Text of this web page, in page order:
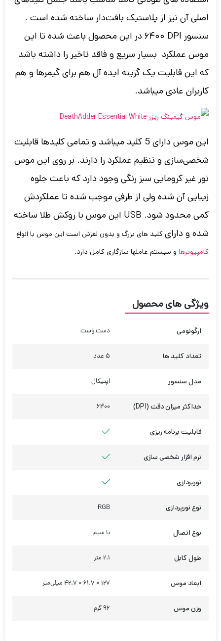
اصلی آن نیز از پلاستیک بافت‌دار ساخته شده است .
سنسور ۶۴۰۰ DPI در این محصول باعث شده تا این
موس عملکرد بسیار سریع و فاقد تاخیر را داشته باشد
که این قابلیت یک گزینه ایده آل هم برای گیمرها و هم
کاربران عادی میباشد.
این موس دارای 5 کلید میباشد و تمامی کلیدها قابلیت
شخصی‌سازی و تنظیم عملکرد را دارند. بر روی این موس
نور غیر کرومایی سبز رنگی وجود دارد که باعث جلوه
زیبایی آن شده ولی از طرفی موجب شده تا عملکردش
کمی محدود شود.
USB این موس با روکش طلا ساخته
شده و دارای کلید های بزرگ و بدون لغزش است این موس با انواع
کامپیوترها و سیستم عاملها سازگاری کامل دارد.
ویژگی های محصول
ارگونومی دست راست
تعداد کلید ها 5 عدد
مدل سنسور اپتیکال
حداکثر میزان دقت (DPI) 6400
قابلیت برنامه ریزی
نرم افزار شخصی سازی
نورپردازی
نوع نورپردازی RGB
نوع اتصال با سیم
طول کابل 2.1 متر
ابعاد موس 127 × 61.7 × 42.7 میلی‌متر
وزن موس 96 گرم